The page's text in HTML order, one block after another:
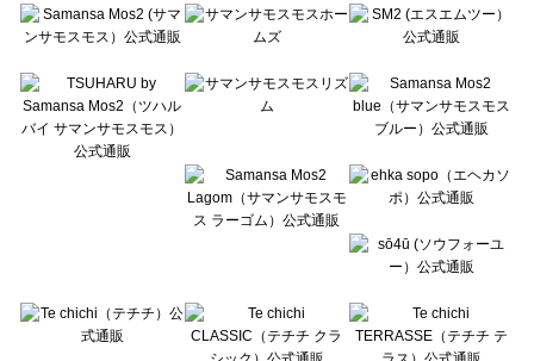
Te chichi（テチチ）のバッグ一覧
Te chichi CLASSIC（テチチ クラシック）のバッグ一覧
Lugnoncure（ルノンキュール）のバッグ一覧
BETTY'S BLUE（べティーズブルー）のバッグ一覧
Wpc.（ワールドパーティー）のバッグ一覧